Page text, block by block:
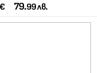
79.99 лв.